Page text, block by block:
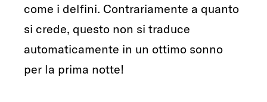
come i delfini. Contrariamente a quanto
si crede, questo non si traduce
automaticamente in un ottimo sonno
per la prima notte!